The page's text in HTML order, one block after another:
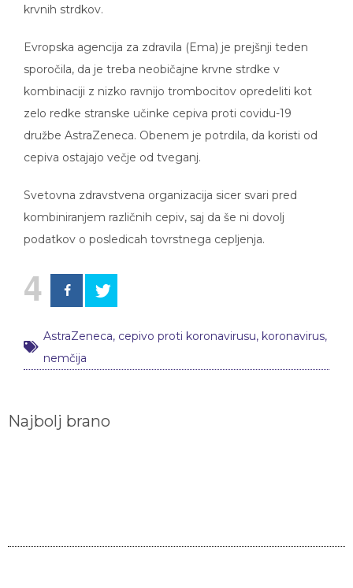
krvnih strdkov.
Evropska agencija za zdravila (Ema) je prejšnji teden
sporočila, da je treba neobičajne krvne strdke v
kombinaciji z nizko ravnijo trombocitov opredeliti kot
zelo redke stranske učinke cepiva proti covidu-19
družbe AstraZeneca. Obenem je potrdila, da koristi od
cepiva ostajajo večje od tveganj.
Svetovna zdravstvena organizacija sicer svari pred
kombiniranjem različnih cepiv, saj da še ni dovolj
podatkov o posledicah tovrstnega cepljenja.
4
AstraZeneca, cepivo proti koronavirusu, koronavirus,
nemčija
Najbolj brano